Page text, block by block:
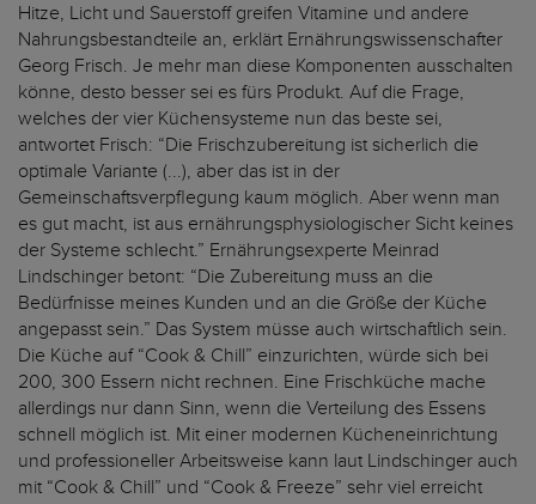
Hitze, Licht und Sauerstoff greifen Vitamine und andere
Nahrungsbestandteile an, erklärt Ernährungswissenschafter
Georg Frisch. Je mehr man diese Komponenten ausschalten
könne, desto besser sei es fürs Produkt. Auf die Frage,
welches der vier Küchensysteme nun das beste sei,
antwortet Frisch: “Die Frischzubereitung ist sicherlich die
optimale Variante (...), aber das ist in der
Gemeinschaftsverpflegung kaum möglich. Aber wenn man
es gut macht, ist aus ernährungsphysiologischer Sicht keines
der Systeme schlecht.” Ernährungsexperte Meinrad
Lindschinger betont: “Die Zubereitung muss an die
Bedürfnisse meines Kunden und an die Größe der Küche
angepasst sein.” Das System müsse auch wirtschaftlich sein.
Die Küche auf “Cook & Chill” einzurichten, würde sich bei
200, 300 Essern nicht rechnen. Eine Frischküche mache
allerdings nur dann Sinn, wenn die Verteilung des Essens
schnell möglich ist. Mit einer modernen Kücheneinrichtung
und professioneller Arbeitsweise kann laut Lindschinger auch
mit “Cook & Chill” und “Cook & Freeze” sehr viel erreicht